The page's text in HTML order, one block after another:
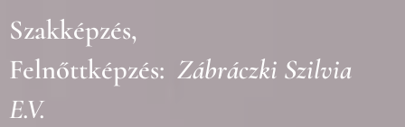
Szakképzés,
Felnőttképzés: Zábráczki Szilvia
E.V.